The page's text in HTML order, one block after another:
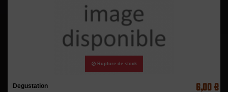
Rupture de stock
Degustation 6,00 €